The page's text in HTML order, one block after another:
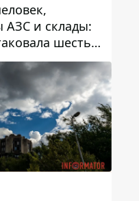
АЗС и склады:
шесть